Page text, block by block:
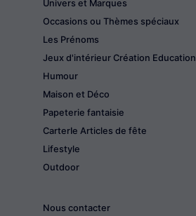
Univers et Marques
Occasions ou Thèmes spéciaux
Les Prénoms
Jeux d'intérieur Création Education
Humour
Maison et Déco
Papeterie fantaisie
CarterIe Articles de fête
Lifestyle
Outdoor
Nous contacter